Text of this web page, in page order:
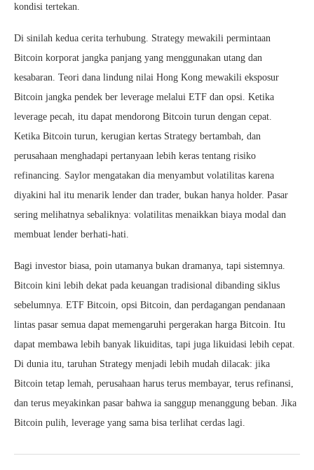
kondisi tertekan.
Di sinilah kedua cerita terhubung. Strategy mewakili permintaan
Bitcoin korporat jangka panjang yang menggunakan utang dan
kesabaran. Teori dana lindung nilai Hong Kong mewakili eksposur
Bitcoin jangka pendek ber leverage melalui ETF dan opsi. Ketika
leverage pecah, itu dapat mendorong Bitcoin turun dengan cepat.
Ketika Bitcoin turun, kerugian kertas Strategy bertambah, dan
perusahaan menghadapi pertanyaan lebih keras tentang risiko
refinancing. Saylor mengatakan dia menyambut volatilitas karena
diyakini hal itu menarik lender dan trader, bukan hanya holder. Pasar
sering melihatnya sebaliknya: volatilitas menaikkan biaya modal dan
membuat lender berhati-hati.
Bagi investor biasa, poin utamanya bukan dramanya, tapi sistemnya.
Bitcoin kini lebih dekat pada keuangan tradisional dibanding siklus
sebelumnya. ETF Bitcoin, opsi Bitcoin, dan perdagangan pendanaan
lintas pasar semua dapat memengaruhi pergerakan harga Bitcoin. Itu
dapat membawa lebih banyak likuiditas, tapi juga likuidasi lebih cepat.
Di dunia itu, taruhan Strategy menjadi lebih mudah dilacak: jika
Bitcoin tetap lemah, perusahaan harus terus membayar, terus refinansi,
dan terus meyakinkan pasar bahwa ia sanggup menanggung beban. Jika
Bitcoin pulih, leverage yang sama bisa terlihat cerdas lagi.